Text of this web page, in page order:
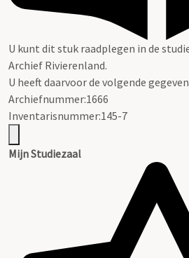
U kunt dit stuk raadplegen in de
Archief Rivierenland.
U heeft daarvoor de volgende
Archiefnummer:1666
Inventarisnummer:145-7
Mijn Studiezaal